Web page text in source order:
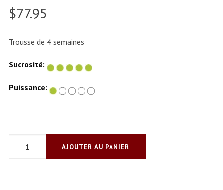
$77.95
Trousse de 4 semaines
Sucrosité:
Puissance:
quantité
AJOUTER AU PANIER